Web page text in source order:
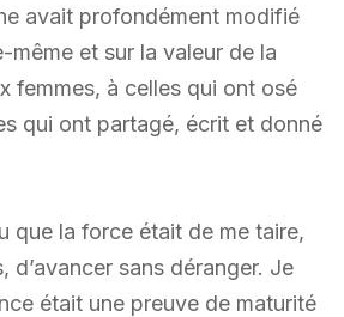
avait profondément modifié
même et sur la valeur de la
femmes, à celles qui ont osé
qui ont partagé, écrit et donné
que la force était de me taire,
d’avancer sans déranger. Je
était une preuve de maturité